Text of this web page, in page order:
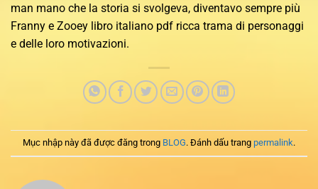
man mano che la storia si svolgeva, diventavo sempre più
Franny e Zooey libro italiano pdf ricca trama di personaggi
e delle loro motivazioni.
Mục nhập này đã được đăng trong BLOG. Đánh dấu trang permalink.